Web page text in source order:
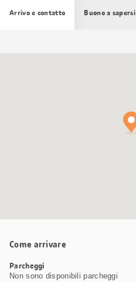
Arrivo e contatto Buono a sapersi
Come arrivare
Parcheggi
Non sono disponibili parcheggi